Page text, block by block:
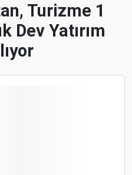
Turizme 1
Dev Yatırım